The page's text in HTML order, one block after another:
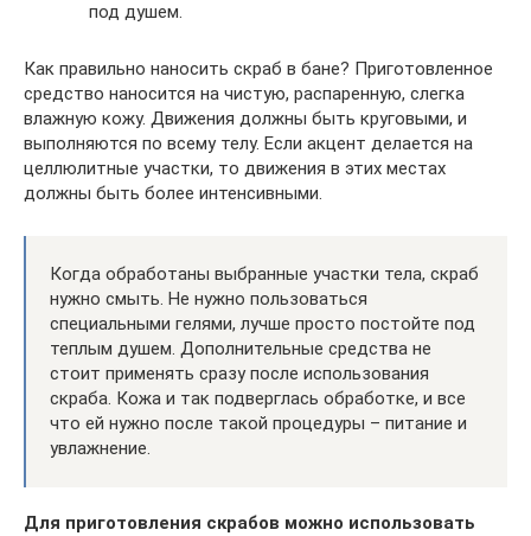
под душем.
Как правильно наносить скраб в бане? Приготовленное
средство наносится на чистую, распаренную, слегка
влажную кожу. Движения должны быть круговыми, и
выполняются по всему телу. Если акцент делается на
целлюлитные участки, то движения в этих местах
должны быть более интенсивными.
Когда обработаны выбранные участки тела, скраб
нужно смыть. Не нужно пользоваться
специальными гелями, лучше просто постойте под
теплым душем. Дополнительные средства не
стоит применять сразу после использования
скраба. Кожа и так подверглась обработке, и все
что ей нужно после такой процедуры – питание и
увлажнение.
Для приготовления скрабов можно использовать